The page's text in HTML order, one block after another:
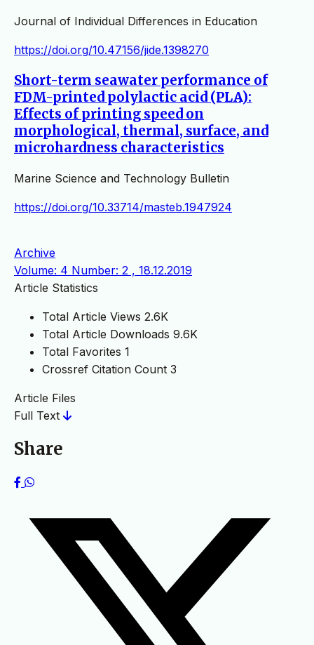
Journal of Individual Differences in Education
https://doi.org/10.47156/jide.1398270
Short-term seawater performance of
FDM-printed polylactic acid (PLA):
Effects of printing speed on
morphological, thermal, surface, and
microhardness characteristics
Marine Science and Technology Bulletin
https://doi.org/10.33714/masteb.1947924
Archive
Volume: 4 Number: 2 , 18.12.2019
Article Statistics
Total Article Views 2.6K
Total Article Downloads 9.6K
Total Favorites 1
Crossref Citation Count 3
Article Files
Full Text
Share